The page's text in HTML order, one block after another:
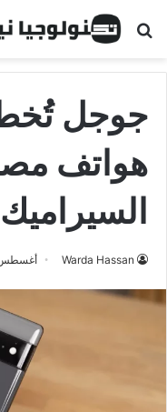
البحث عن
جوجل
هواتف
Warda Hassan أغسطس 6,